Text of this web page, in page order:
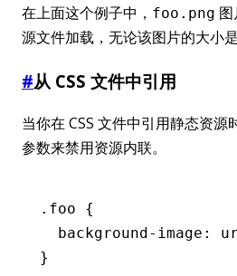
在上面这个例子中， foo.png
源文件加载，无论该图片的大小是
#从 CSS 文件中引用
当你在 CSS 文件中引用静态资源
参数来禁用资源内联。
.foo {
  background-image
:
}